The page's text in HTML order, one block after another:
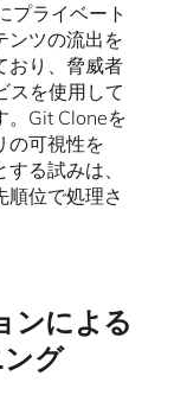
プライベート
ンツの流出を
おり、脅威者
スを使用して
。Git Cloneを
の可視性を
る試みは、
順位で処理さ
ンによる
グ